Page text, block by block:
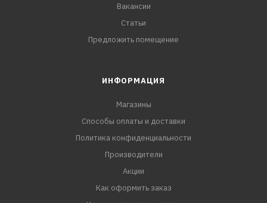
Вакансии
Статьи
Предложить помещение
ИНФОРМАЦИЯ
Магазины
Способы оплаты и доставки
Политика конфиденциальности
Производители
Акции
Как оформить заказ